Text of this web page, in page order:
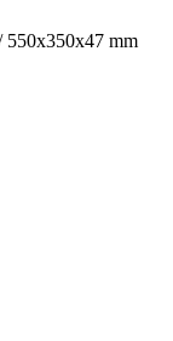
550x350x47 mm